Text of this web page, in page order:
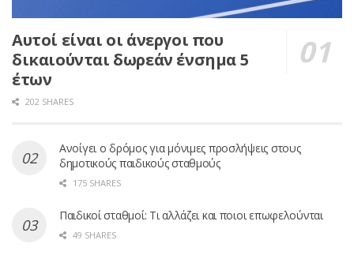
Αυτοί είναι οι άνεργοι που
δικαιούνται δωρεάν ένσημα 5
έτων
202 SHARES
Ανοίγει ο δρόμος για μόνιμες προσλήψεις στους
δημοτικούς παιδικούς σταθμούς
175 SHARES
Παιδικοί σταθμοί: Τι αλλάζει και ποιοι επωφελούνται
49 SHARES